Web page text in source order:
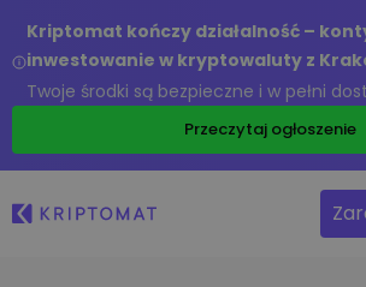
Kriptomat kończy działalność –
inwestowanie w kryptowaluty z
Twoje środki są bezpieczne i w pełni
Przeczytaj ogłoszenie